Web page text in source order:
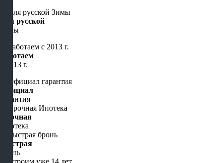
Для русской
Зимы
Работаем
с 2013 г.
Официал
гарантия
Срочная
Ипотека
Быстрая
бронь